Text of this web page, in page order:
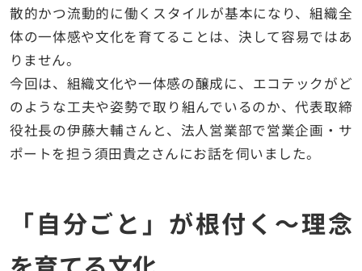
散的かつ流動的に働くスタイルが基本になり、組織全
体の一体感や文化を育てることは、決して容易ではあ
りません。
今回は、組織文化や一体感の醸成に、エコテックがど
のような工夫や姿勢で取り組んでいるのか、代表取締
役社長の伊藤大輔さんと、法人営業部で営業企画・サ
ポートを担う須田貴之さんにお話を伺いました。
「自分ごと」が根付く〜理念